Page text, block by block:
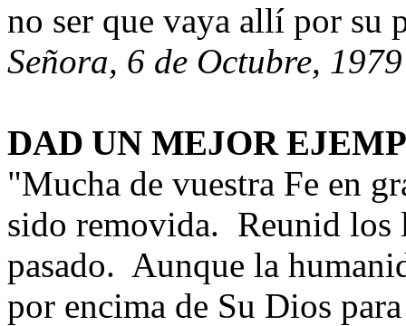
no ser que vaya allí por su
Señora, 6 de Octubre, 1979
DAD UN MEJOR
"Mucha de vuestra Fe en
sido removida. Reunid los
pasado. Aunque la
por encima de Su Dios